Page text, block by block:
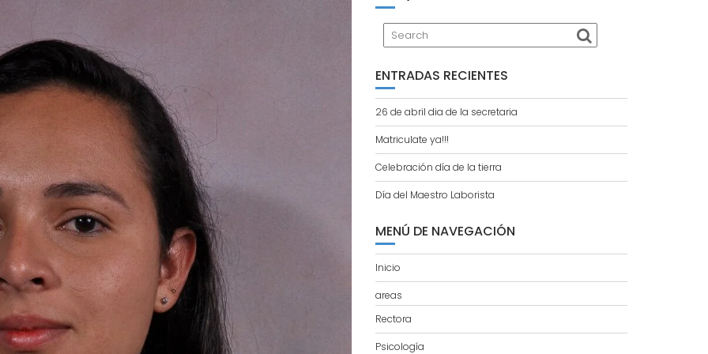
ENTRADAS RECIENTES
26 de abril dia de la secretaria
Matriculate ya!!!
Celebración día de la tierra
Día del Maestro Laborista
MENÚ DE NAVEGACIÓN
Inicio
areas
Rectora
Psicología